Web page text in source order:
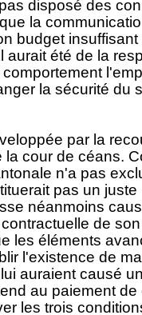
disposé des
la
budget
aurait été de la
la sécurité du
par la
cour de céans.
n'a pas
pas un juste
néanmoins
de
les éléments
l'existence de
auraient causé
au paiement
les trois